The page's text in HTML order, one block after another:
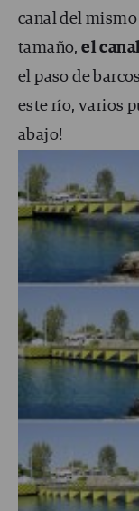
canal del mismo
tamaño,el
el paso de
este río, varios
abajo!